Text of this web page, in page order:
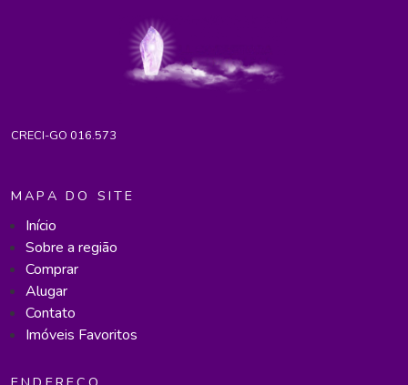
CRECI-GO 016.573
MAPA DO SITE
Início
Sobre a região
Comprar
Alugar
Contato
Imóveis Favoritos